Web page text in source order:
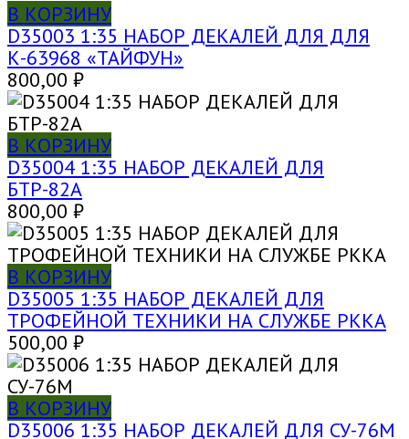
В КОРЗИНУ
D35003 1:35 НАБОР ДЕКАЛЕЙ ДЛЯ ДЛЯ
К-63968 «ТАЙФУН»
800,00 ₽
В КОРЗИНУ
D35004 1:35 НАБОР ДЕКАЛЕЙ ДЛЯ
БТР-82А
800,00 ₽
В КОРЗИНУ
D35005 1:35 НАБОР ДЕКАЛЕЙ ДЛЯ
ТРОФЕЙНОЙ ТЕХНИКИ НА СЛУЖБЕ РККА
500,00 ₽
В КОРЗИНУ
D35006 1:35 НАБОР ДЕКАЛЕЙ ДЛЯ СУ-76М